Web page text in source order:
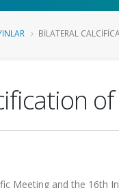
BILATERAL
Meeting and the 16th